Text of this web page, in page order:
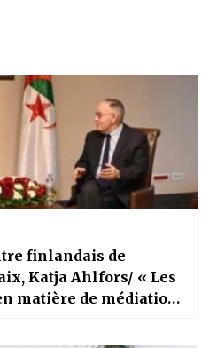
finlandais de
Ahlfors/ « Les
matière de médiation